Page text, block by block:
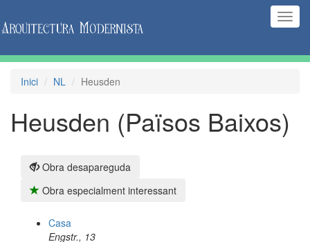
Inici NL Heusden
Heusden (Països Baixos)
Obra desapareguda
Obra especialment interessant
Casa
Engstr., 13